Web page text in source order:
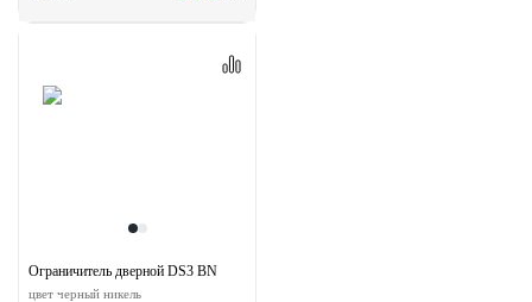
Ограничитель дверной DS3 BN
цвет черный никель